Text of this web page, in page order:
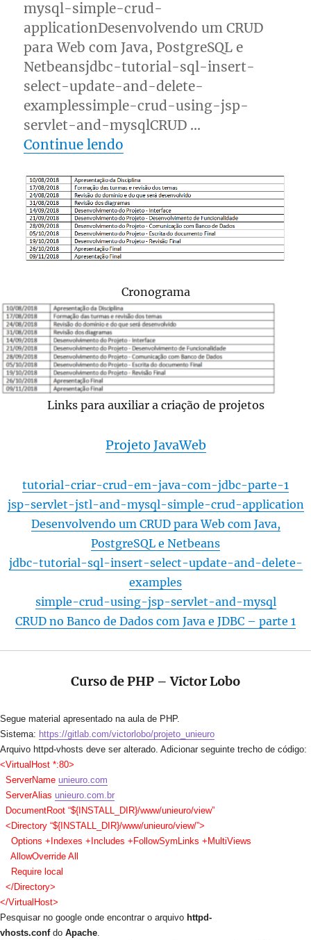
mysql-simple-crud-
applicationDesenvolvendo um CRUD
para Web com Java, PostgreSQL e
Netbeansjdbc-tutorial-sql-insert-
select-update-and-delete-
examplessimple-crud-using-jsp-
servlet-and-mysqlCRUD …
Continue lendo
Cronograma
Links para auxiliar a criação de projetos
Projeto JavaWeb
tutorial-criar-crud-em-java-com-jdbc-parte-1
jsp-servlet-jstl-and-mysql-simple-crud-application
Desenvolvendo um CRUD para Web com Java,
PostgreSQL e Netbeans
jdbc-tutorial-sql-insert-select-update-and-delete-
examples
simple-crud-using-jsp-servlet-and-mysql
CRUD no Banco de Dados com Java e JDBC – parte 1
Curso de PHP – Victor Lobo
Segue material apresentado na aula de PHP.
Sistema: https://gitlab.com/victorlobo/projeto_unieuro
Arquivo httpd-vhosts deve ser alterado. Adicionar seguinte trecho de código:
<VirtualHost *:80>
ServerName unieuro.com
ServerAlias unieuro.com.br
DocumentRoot “${INSTALL_DIR}/www/unieuro/view”
<Directory “${INSTALL_DIR}/www/unieuro/view/”>
Options +Indexes +Includes +FollowSymLinks +MultiViews
AllowOverride All
Require local
</Directory>
</VirtualHost>
Pesquisar no google onde encontrar o arquivo httpd-
vhosts.conf do Apache